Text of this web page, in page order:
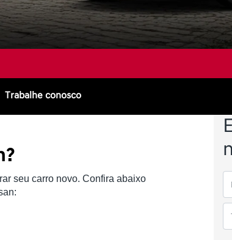
Trabalhe conosco
seu carro novo. Confira abaixo